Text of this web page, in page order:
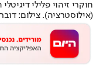
חוקרי זיהוי פלילי
(אילוסטרציה). צילום: